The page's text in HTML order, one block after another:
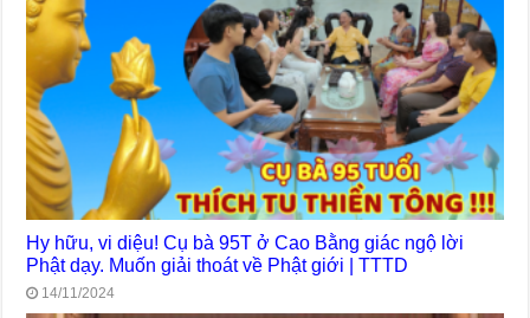
Hy hữu, vi diệu! Cụ bà 95T ở Cao Bằng giác ngộ lời
Phật dạy. Muốn giải thoát về Phật giới | TTTD
14/11/2024